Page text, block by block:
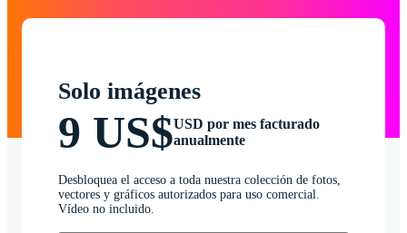
Solo imágenes
9 US$USD por mes facturado
anualmente
Desbloquea el acceso a toda nuestra colección de fotos,
vectores y gráficos autorizados para uso comercial.
Vídeo no incluido.